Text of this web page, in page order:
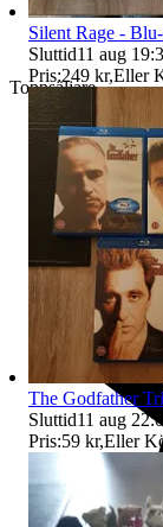
Toppsäljare
Silent Rage -
Sluttid11 aug
Pris:249 kr,Eller
The Godfather
Sluttid11 aug 22:04
Pris:59 kr,Eller